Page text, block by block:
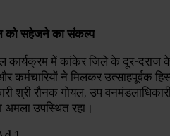
को सहेजने का संकल्प
में कांकेर जिले के दूर-दराज के
कर्मचारियों ने मिलकर उत्साहपूर्वक
श्री रौनक गोयल, उप
अमला उपस्थित रहा।